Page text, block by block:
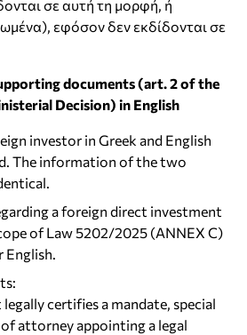
σε αυτή τη μορφή, ή
εφόσον δεν εκδίδονται σε
documents (art. 2 of the
Decision) in English
investor in Greek and English
The information of the two
a foreign direct investment
of Law 5202/2025 (ANNEX C)
English.
certifies a mandate, special
attorney appointing a legal